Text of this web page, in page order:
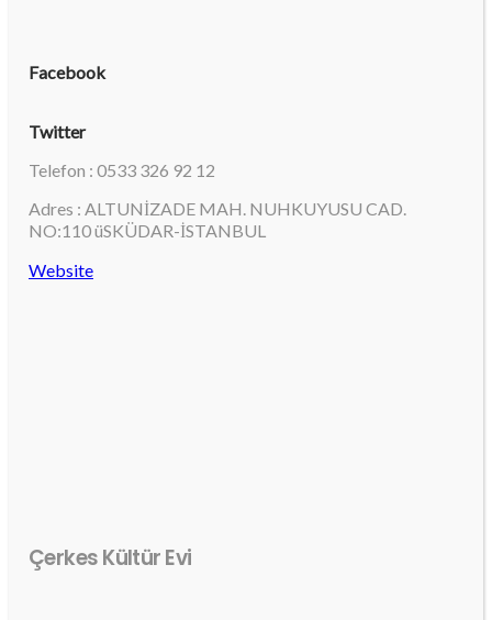
Facebook
Twitter
Telefon : 0533 326 92 12
Adres : ALTUNİZADE MAH. NUHKUYUSU CAD.
NO:110 üSKÜDAR-İSTANBUL
Website
Çerkes Kültür Evi